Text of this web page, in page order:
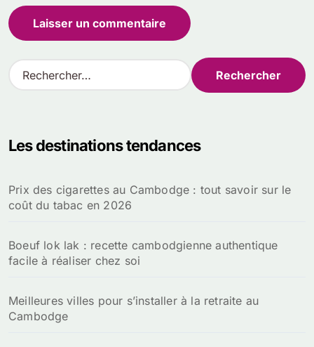
R
e
r
e
r
Les destinations tendances
Prix des cigarettes au Cambodge : tout savoir sur le
coût du tabac en 2026
Boeuf lok lak : recette cambodgienne authentique
facile à réaliser chez soi
Meilleures villes pour s’installer à la retraite au
Cambodge